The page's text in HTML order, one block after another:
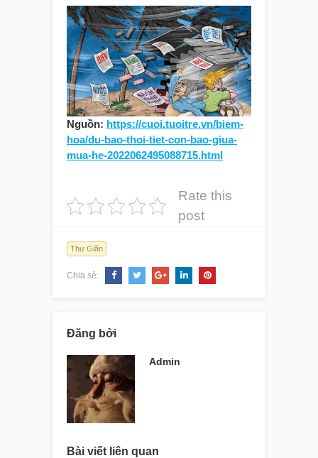
Nguồn: https://cuoi.tuoitre.vn/biem-
hoa/du-bao-thoi-tiet-con-bao-giua-
mua-he-2022062495088715.html
Rate this
post
Thư Giãn
Chia sẻ:
Đăng bởi
Admin
Bài viết liên quan